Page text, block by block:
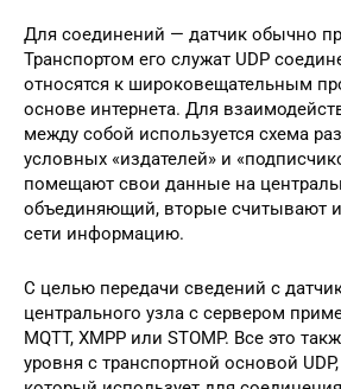
Для соединений — датчик обычно
Транспортом его служат UDP
относятся к широковещательным
основе интернета. Для
между собой используется схема
условных «издателей» и
помещают свои данные на
объединяющий, вторые считывают
сети информацию.
С целью передачи сведений с
центрального узла с сервером
MQTT, XMPP или STOMP. Все это
уровня с транспортной основой